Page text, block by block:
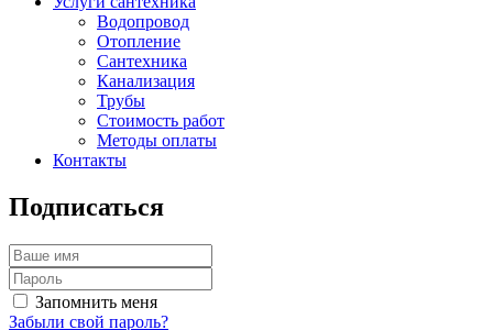
Водопровод
Отопление
Сантехника
Канализация
Трубы
Стоимость работ
Методы оплаты
Контакты
Подписаться
Запомнить меня
Забыли свой пароль?